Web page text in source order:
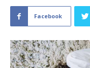
Facebook